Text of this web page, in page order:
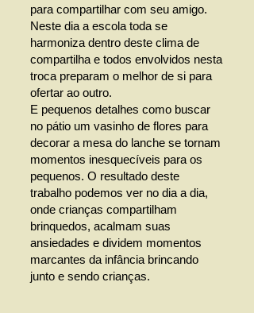
para compartilhar com seu amigo.
Neste dia a escola toda se
harmoniza dentro deste clima de
compartilha e todos envolvidos nesta
troca preparam o melhor de si para
ofertar ao outro.
E pequenos detalhes como buscar
no pátio um vasinho de flores para
decorar a mesa do lanche se tornam
momentos inesquecíveis para os
pequenos. O resultado deste
trabalho podemos ver no dia a dia,
onde crianças compartilham
brinquedos, acalmam suas
ansiedades e dividem momentos
marcantes da infância brincando
junto e sendo crianças.